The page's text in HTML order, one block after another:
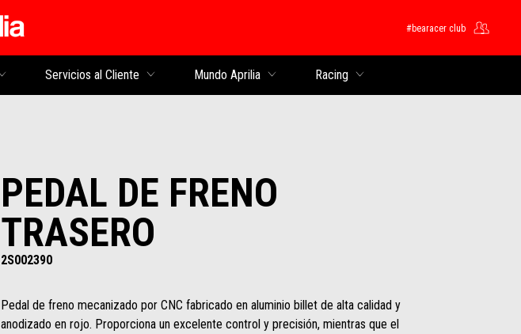
#bearacer club
Servicios al Cliente Mundo Aprilia Racing
PEDAL DE FRENO
TRASERO
2S002390
Pedal de freno mecanizado por CNC fabricado en aluminio billet de alta calidad y
anodizado en rojo. Proporciona un excelente control y precisión, mientras que el